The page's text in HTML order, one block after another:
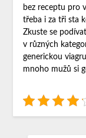
bez receptu pro
třeba i za tři sta
Zkuste se
v různých
generickou
mnoho mužů si